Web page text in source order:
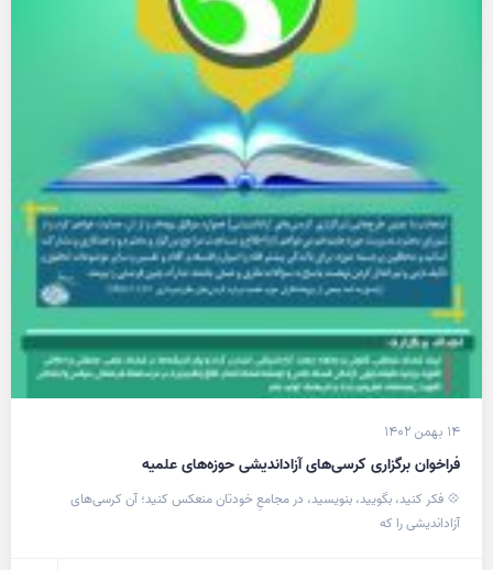
۱۴ بهمن ۱۴۰۲
فراخوان برگزاری کرسی‌های آزاداندیشی حوزه‌های علمیه
💠 فکر کنید، بگویید، بنویسید، در مجامعِ خودتان منعکس کنید؛ آن کرسی‌های
آزاداندیشی را که